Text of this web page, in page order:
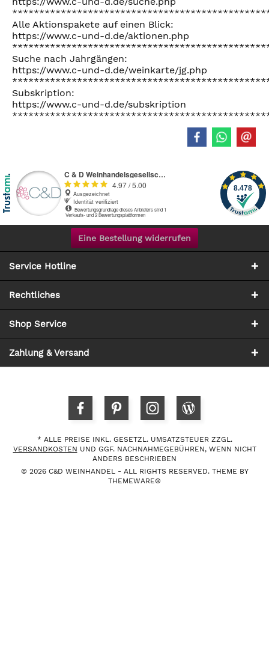
Alle Aktionspakete auf einen Blick:
https://www.c-und-d.de/aktionen.php
Suche nach Jahrgängen:
https://www.c-und-d.de/weinkarte/jg.php
Subskription:
https://www.c-und-d.de/subskription
Eine Bestellung widerrufen
Service Hotline
Rechtliches
Shop Service
Zahlung & Versand
* ALLE PREISE INKL. GESETZL. UMSATZSTEUER ZZGL.
VERSANDKOSTEN UND GGF. NACHNAHMEGEBÜHREN, WENN NICHT
ANDERS BESCHRIEBEN
© 2026 C&D WEINHANDEL - ALL RIGHTS RESERVED. THEME BY
THEMEWARE®